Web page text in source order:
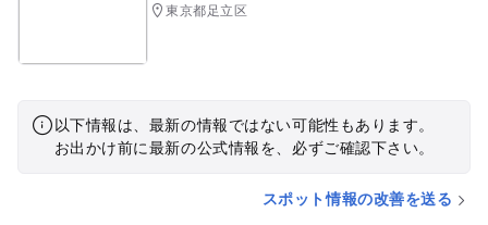
東京都足立区
以下情報は、最新の情報ではない可能性もあります。
お出かけ前に最新の公式情報を、必ずご確認下さい。
スポット情報の改善を送る